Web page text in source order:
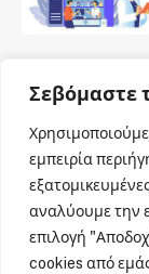
Σεβόμαστε
εμπειρία
αναλύουμε την
επιλογή
cookies από
© 2026
Αρχική